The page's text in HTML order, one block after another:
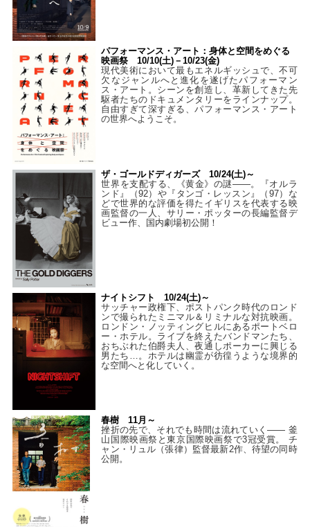
パフォーマンス・アート：身体と空間をめぐる
映画祭 10/10(土)－10/23(金)
現代美術において最もエネルギッシュで、不可
欠なジャンルへと進化を遂げたパフォーマン
ス・アート。シーンを創造し、革新してきた先
駆者たちのドキュメンタリーをラインナップ。
自由すぎて深すぎる、パフォーマンス・アート
の世界へようこそ。
ザ・ゴールドディガーズ 10/24(土)～
世界を支配する、《黄金》の謎――。『オルラ
ンド』（92）や『タンゴ・レッスン』（97）な
どで世界的な評価を得たイギリスを代表する映
画監督の一人、サリー・ポッターの長編監督デ
ビュー作、国内劇場初公開！
ナイトシフト 10/24(土)～
サッチャー政権下、ポストパンク時代のロンド
ンで撮られたミニマル＆リミナルな対抗映画。
ロンドン・ノッティングヒルにあるポートベロ
ー・ホテル。ライブを終えたバンドマンたち、
おちぶれた伯爵夫人、夜通しポーカーに興じる
男たち…。ホテルは幽霊が彷徨うような境界的
な空間へと化していく。
春樹 11月～
挫折の先で、それでも時間は流れていく—— 釜
山国際映画祭と東京国際映画祭で3冠受賞。 チ
ャン・リュル（張律）監督最新2作、待望の同時
公開。